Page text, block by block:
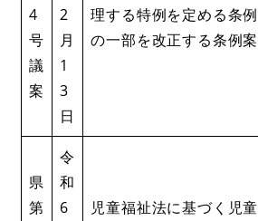
4
号
議
案
2
月
1
3
日
理する特例を定める条例
の一部を改正する条例案
県
第
令
和
6
児童福祉法に基づく児童